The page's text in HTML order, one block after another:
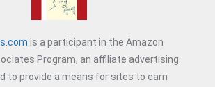
is a participant in the Amazon
Program, an affiliate advertising
to provide a means for sites to earn